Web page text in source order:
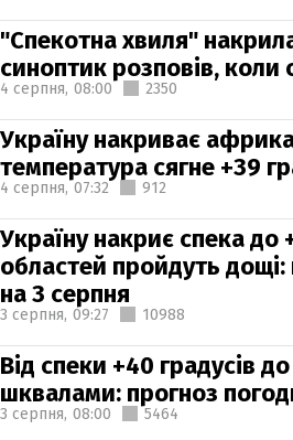
"Спекотна хвиля"
синоптик розповів, коли
4 серпня, 08:00 2350
Україну накриває
температура сягне +39
4 серпня, 07:32 912
Україну накриє спека до
областей пройдуть дощі:
на 3 серпня
3 серпня, 09:27 10988
Від спеки +40 градусів до
шквалами: прогноз
3 серпня, 08:00 5464